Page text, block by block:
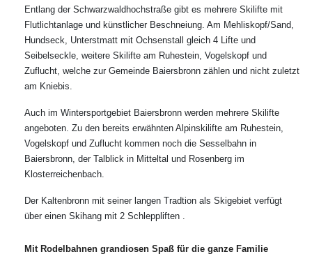
Entlang der Schwarzwaldhochstraße gibt es mehrere Skilifte mit
Flutlichtanlage und künstlicher Beschneiung. Am Mehliskopf/Sand,
Hundseck, Unterstmatt mit Ochsenstall gleich 4 Lifte und
Seibelseckle, weitere Skilifte am Ruhestein, Vogelskopf und
Zuflucht, welche zur Gemeinde Baiersbronn zählen und nicht zuletzt
am Kniebis.
Auch im Wintersportgebiet Baiersbronn werden mehrere Skilifte
angeboten. Zu den bereits erwähnten Alpinskilifte am Ruhestein,
Vogelskopf und Zuflucht kommen noch die Sesselbahn in
Baiersbronn, der Talblick in Mitteltal und Rosenberg im
Klosterreichenbach.
Der Kaltenbronn mit seiner langen Tradtion als Skigebiet verfügt
über einen Skihang mit 2 Schleppliften .
Mit Rodelbahnen grandiosen Spaß für die ganze Familie